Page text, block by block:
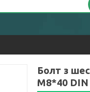
Болт з
М8*40